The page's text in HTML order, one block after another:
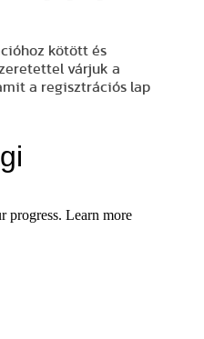
kötött és
várjuk a
a regisztrációs lap